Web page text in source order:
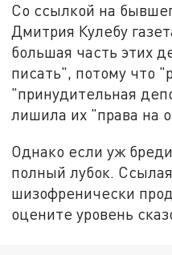
Со ссылкой на
Дмитрия Кулебу
большая часть этих
писать", потому что
"принудительная
лишила их "права на
Однако если уж
полный лубок.
шизофренически
оцените уровень